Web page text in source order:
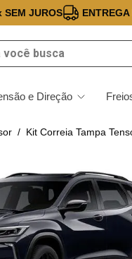
SEM JUROS
busca
e Direção
Kit Correia Tampa